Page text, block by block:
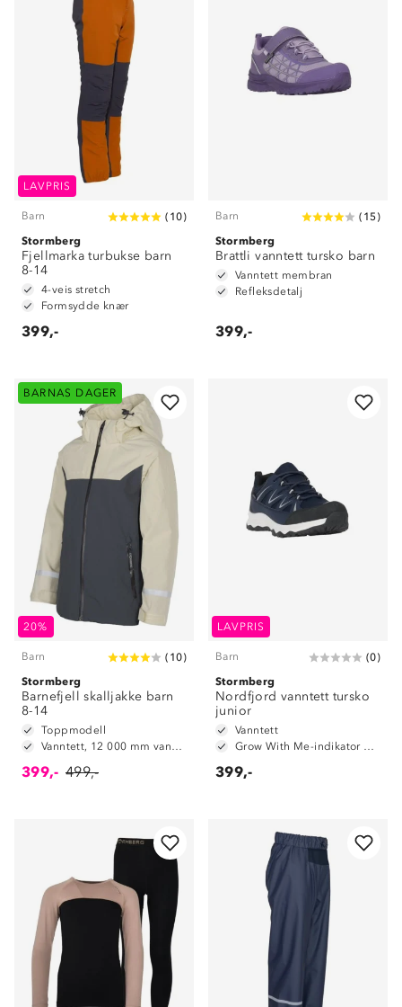
LAVPRIS
Barn ( 10)
Stormberg
Fjellmarka turbukse barn
8-14
4-veis stretch
Formsydde knær
399,-
Barn ( 15)
Stormberg
Brattli vanntett tursko barn
Vanntett membran
Refleksdetalj
399,-
BARNAS DAGER
20%
Barn ( 10)
Stormberg
Barnefjell skalljakke barn
8-14
Toppmodell
Vanntett, 12 000 mm vannsøyle
399,- 499,-
LAVPRIS
Barn (0)
Stormberg
Nordfjord vanntett tursko
junior
Vanntett
Grow With Me-indikator på innersåle
399,-